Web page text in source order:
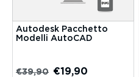
Autodesk Pacchetto
Modelli AutoCAD
€39,90 €19,90